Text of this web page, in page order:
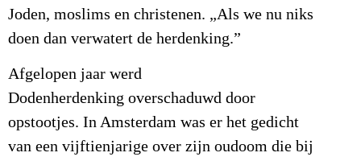
Joden, moslims en christenen. „Als we nu niks
doen dan verwatert de herdenking.”
Afgelopen jaar werd
Dodenherdenking overschaduwd door
opstootjes. In Amsterdam was er het gedicht
van een vijftienjarige over zijn oudoom die bij